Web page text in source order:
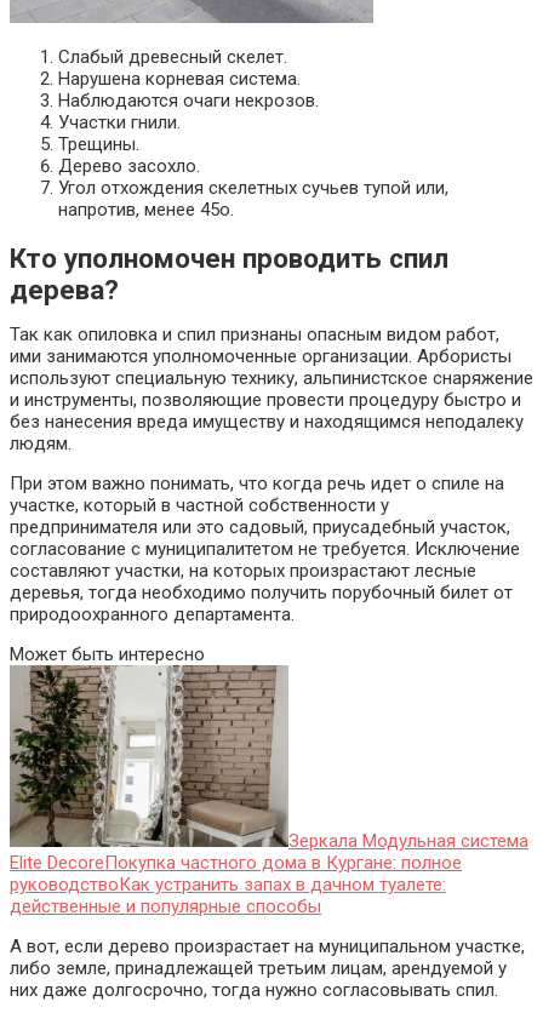
Слабый древесный скелет.
Нарушена корневая система.
Наблюдаются очаги некрозов.
Участки гнили.
Трещины.
Дерево засохло.
Угол отхождения скелетных сучьев тупой или,
напротив, менее 45о.
Кто уполномочен проводить спил
дерева?
Так как опиловка и спил признаны опасным видом работ,
ими занимаются уполномоченные организации. Арбористы
используют специальную технику, альпинистское снаряжение
и инструменты, позволяющие провести процедуру быстро и
без нанесения вреда имуществу и находящимся неподалеку
людям.
При этом важно понимать, что когда речь идет о спиле на
участке, который в частной собственности у
предпринимателя или это садовый, приусадебный участок,
согласование с муниципалитетом не требуется. Исключение
составляют участки, на которых произрастают лесные
деревья, тогда необходимо получить порубочный билет от
природоохранного департамента.
Может быть интересно
Зеркала Модульная система
Elite Decore Покупка частного дома в Кургане: полное
руководство Как устранить запах в дачном туалете:
действенные и популярные способы
А вот, если дерево произрастает на муниципальном участке,
либо земле, принадлежащей третьим лицам, арендуемой у
них даже долгосрочно, тогда нужно согласовывать спил.